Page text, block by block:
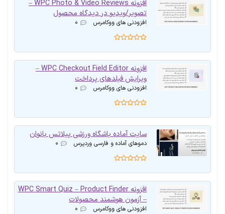
افزونه WPC Photo & Video Reviews –
تصویر/ویدیو در دیدگاه محصول
افزودنی های ووکامرس ۰
افزونه WPC Checkout Field Editor –
ویرایش فیلدهای پرداخت
افزودنی های ووکامرس ۰
سایت آماده باشگاه ورزشی پیلاتس بانوان
دموهای آماده و فارسی وردپرس ۰
افزونه WPC Smart Quiz – Product Finder
– آزمون هوشمند محصولات
افزودنی های ووکامرس ۰